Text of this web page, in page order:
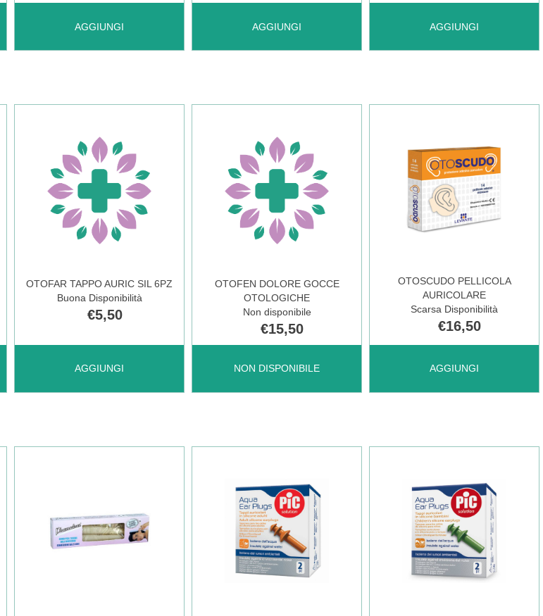
AGGIUNGI
AGGIUNGI FILME
AURICOL
20ML AL
AGGIUNGI
AGGIUNGI GSE
FREE
10PIP
CARRELLO
AGGIUNGI
AGGIUNGI JOHNSONS
FIOC100PZ AL
CARRELLO
OTOFAR TAPPO AURIC SIL 6PZ
Buona Disponibilità
€5,50
AGGIUNGI
AGGIUNGI OTOFAR
OTOFEN DOLORE GOCCE
OTOLOGICHE
Non disponibile
€15,50
NON DISPONIBILE
OTOFEN
OTOLOGICHE NON
OTOSCUDO PELLICOLA
AURICOLARE
Scarsa Disponibilità
€16,50
AGGIUNGI
AGGIUNGI OTOSCUDO
CARRELLO